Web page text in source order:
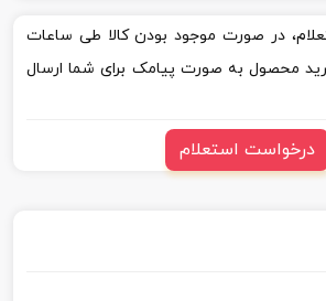
در صورت موجود بودن کالا طی ساعات
محصول به صورت پیامک برای شما ارسال
درخواست استعلام